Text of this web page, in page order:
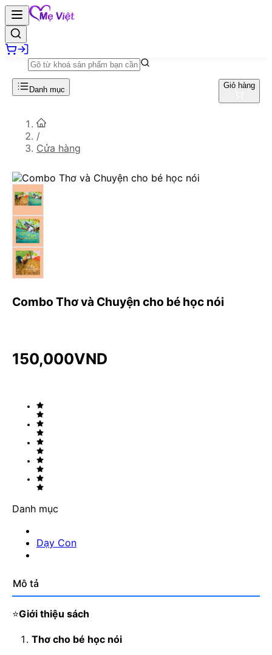
Danh mục Giỏ hàng
/
Cửa hàng
Combo Thơ và Chuyện cho bé học nói
150,000VND
Danh mục
Dạy Con
Mô tả
⭐Giới thiệu sách
Thơ cho bé học nói